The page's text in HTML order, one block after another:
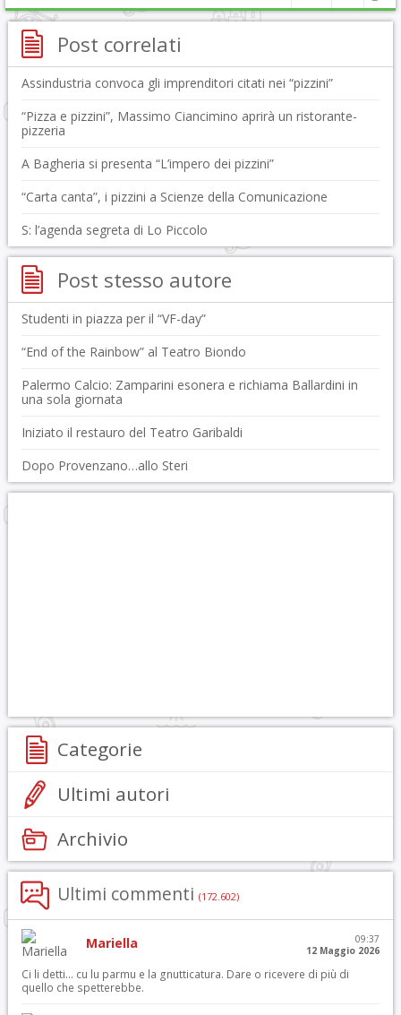
Post correlati
Assindustria convoca gli imprenditori citati nei “pizzini”
“Pizza e pizzini”, Massimo Ciancimino aprirà un ristorante-
pizzeria
A Bagheria si presenta “L’impero dei pizzini”
“Carta canta”, i pizzini a Scienze della Comunicazione
S: l’agenda segreta di Lo Piccolo
Post stesso autore
Studenti in piazza per il “VF-day”
“End of the Rainbow” al Teatro Biondo
Palermo Calcio: Zamparini esonera e richiama Ballardini in
una sola giornata
Iniziato il restauro del Teatro Garibaldi
Dopo Provenzano…allo Steri
Categorie
Ultimi autori
Archivio
Ultimi commenti (172.602)
Mariella
09:37
12 Maggio 2026
Ci li detti… cu lu parmu e la gnutticatura. Dare o ricevere di più di
quello che spetterebbe.